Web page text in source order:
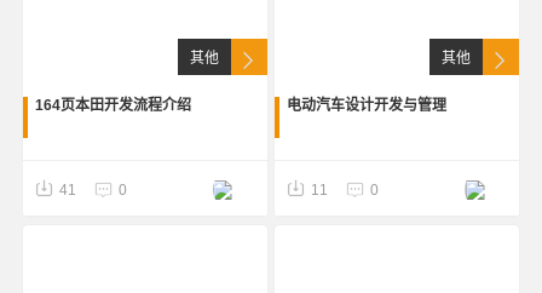
其他
164页本田开发流程介绍
41 0
其他
电动汽车设计开发与管理
11 0